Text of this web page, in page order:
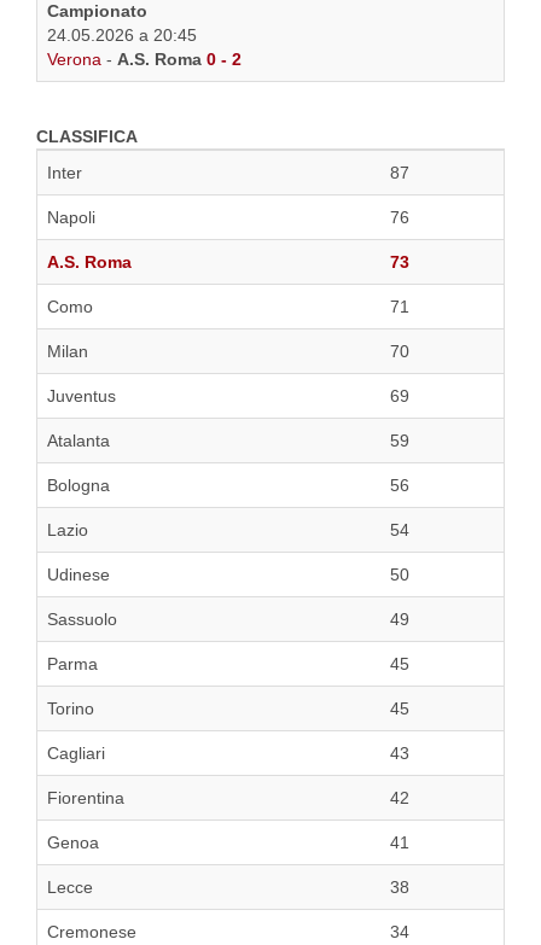
Campionato
24.05.2026 a 20:45
Verona - A.S. Roma 0 - 2
CLASSIFICA
Inter
87
Napoli 76
A.S. Roma 73
Como 71
Milan 70
Juventus 69
Atalanta 59
Bologna 56
Lazio 54
Udinese 50
Sassuolo 49
Parma 45
Torino 45
Cagliari 43
Fiorentina 42
Genoa 41
Lecce 38
Cremonese 34